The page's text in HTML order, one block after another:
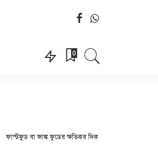
0
ফাস্টফুড বা জাঙ্ক ফুডের ক্ষতিকর দিক